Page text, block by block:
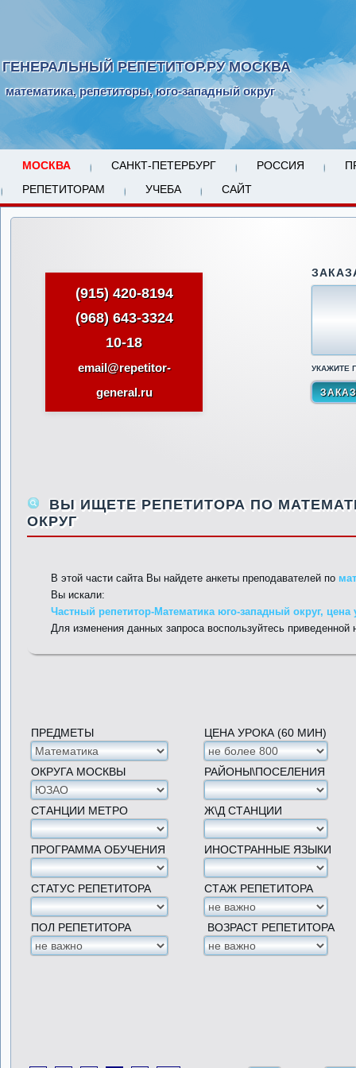
ГЕНЕРАЛЬНЫЙ РЕПЕТИТОР.РУ МОСКВА
математика, репетиторы, юго-западный округ
МОСКВА САНКТ-ПЕТЕРБУРГ РОССИЯ
РЕПЕТИТОРАМ
УЧЕБА САЙТ
(915) 420-8194
(968) 643-3324
10-18
email@repetitor-
general.ru
УКАЖИТЕ
ВЫ ИЩЕТЕ РЕПЕТИТОРА ПО
ОКРУГ
В этой части сайта Вы найдете анкеты преподавателей по
Вы искали:
Частный репетитор-Математика юго-западный округ, цена
Для изменения данных запроса воспользуйтесь
ПРЕДМЕТЫ ЦЕНА УРОКА (60 МИН)
ОКРУГА МОСКВЫ РАЙОНЫ\ПОСЕЛЕНИЯ
СТАНЦИИ МЕТРО Ж\Д СТАНЦИИ
ПРОГРАММА ОБУЧЕНИЯ ИНОСТРАННЫЕ ЯЗЫКИ
СТАТУС РЕПЕТИТОРА СТАЖ РЕПЕТИТОРА
ПОЛ РЕПЕТИТОРА ВОЗРАСТ РЕПЕТИТОРА